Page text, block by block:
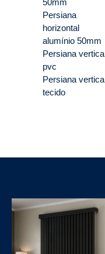
50mm
Persiana
horizontal
alumínio 50mm
Persiana
pvc
Persiana
tecido